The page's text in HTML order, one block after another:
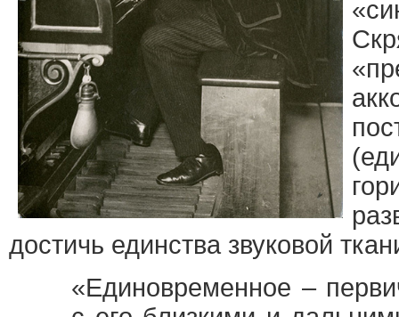
достичь единства звуковой
«Единовременное –